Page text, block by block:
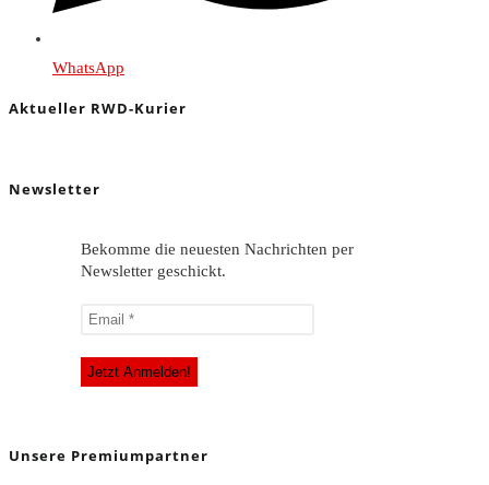
WhatsApp
Aktueller RWD-Kurier
Newsletter
Bekomme die neuesten Nachrichten per
Newsletter geschickt.
Unsere Premiumpartner